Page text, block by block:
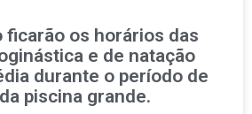
ficarão os horários das
e de natação
durante o período de
piscina grande.